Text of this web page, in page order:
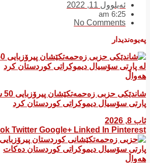
ئەیلوول 11, 2022
6:25 am
No Comments
پەیوەندیدار
هەواڵ
پارتی سۆسیال دیموکراتی کوردستان کرد
ئاب 8, 2026
Twitter Google+ Linked In Pinterest
هەواڵ